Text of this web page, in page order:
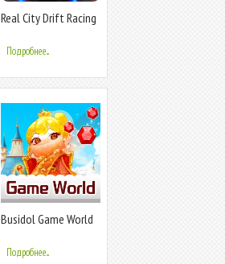
Real City Drift Racing
Подробнее...
Busidol Game World
Подробнее...